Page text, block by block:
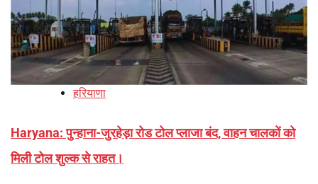
हरियाणा
Haryana: पुन्हाना-जुरहेड़ा रोड टोल प्लाजा बंद, वाहन चालकों को
मिली टोल शुल्क से राहत।